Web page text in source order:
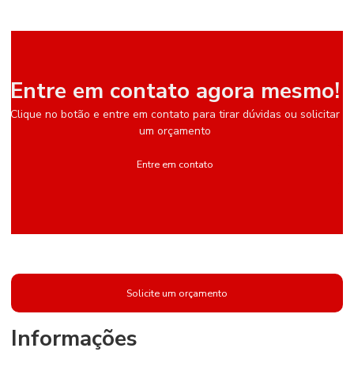
Entre em contato agora mesmo!
Clique no botão e entre em contato para tirar dúvidas ou solicitar
um orçamento
Entre em contato
Solicite um orçamento
Informações